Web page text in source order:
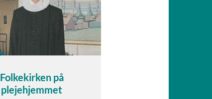
Folkekirken på
plejehjemmet